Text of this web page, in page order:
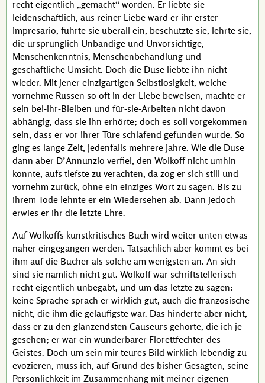
recht eigentlich gemacht worden. Er liebte sie
leidenschaftlich, aus reiner Liebe ward er ihr erster
Impresario, führte sie überall ein, beschützte sie, lehrte sie,
die ursprünglich Unbändige und Unvorsichtige,
Menschenkenntnis, Menschenbehandlung und
geschäftliche Umsicht. Doch die Duse liebte ihn nicht
wieder. Mit jener einzigartigen Selbstlosigkeit, welche
vornehme Russen so oft in der Liebe beweisen, machte er
sein bei-ihr-Bleiben und für-sie-Arbeiten nicht davon
abhängig, dass sie ihn erhörte; doch es soll vorgekommen
sein, dass er vor ihrer Türe schlafend gefunden wurde. So
ging es lange Zeit, jedenfalls mehrere Jahre. Wie die Duse
dann aber D’Annunzio verfiel, den Wolkoffnicht umhin
konnte, aufs tiefste zu verachten, da zog er sich still und
vornehm zurück, ohne ein einziges Wort zu sagen. Bis zu
ihrem Tode lehnte er ein Wiedersehen ab. Dann jedoch
erwies er ihr die letzte Ehre.
AufWolkoffs kunstkritisches Buch wird weiter unten etwas
näher eingegangen werden. Tatsächlich aber kommt es bei
ihm auf die Bücher als solche am wenigsten an. An sich
sind sie nämlich nicht gut. Wolkoffwar schriftstellerisch
recht eigentlich unbegabt, und um das letzte zu sagen:
keine Sprache sprach er wirklich gut, auch die französische
nicht, die ihm die geläufigste war. Das hinderte aber nicht,
dass er zu den glänzendsten Causeurs gehörte, die ich je
gesehen; er war ein wunderbarer Florettfechter des
Geistes. Doch um sein mir teures Bild wirklich lebendig zu
evozieren, muss ich, auf Grund des bisher Gesagten, seine
Persönlichkeit im Zusammenhang mit meiner eigenen